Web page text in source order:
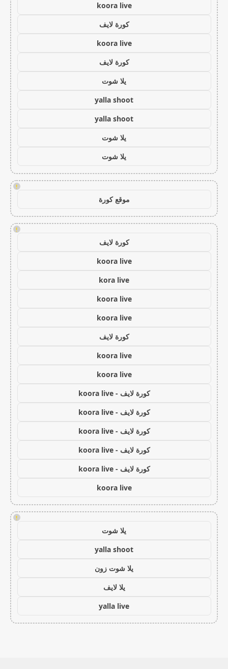
koora live
كورة لايف
koora live
كورة لايف
يلا شوت
yalla shoot
yalla shoot
يلا شوت
يلا شوت
!
موقع كورة
!
كورة لايف
koora live
kora live
koora live
koora live
كورة لايف
koora live
koora live
كورة لايف - koora live
كورة لايف - koora live
كورة لايف - koora live
كورة لايف - koora live
كورة لايف - koora live
koora live
!
يلا شوت
yalla shoot
يلا شوت زون
يلا لايف
yalla live